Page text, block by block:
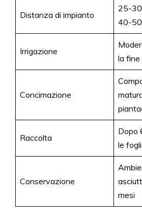
Distanza di impianto
25-30
40-50
Irrigazione
la fine
Concimazione
Raccolta
Dopo
le
Conservazione
mesi